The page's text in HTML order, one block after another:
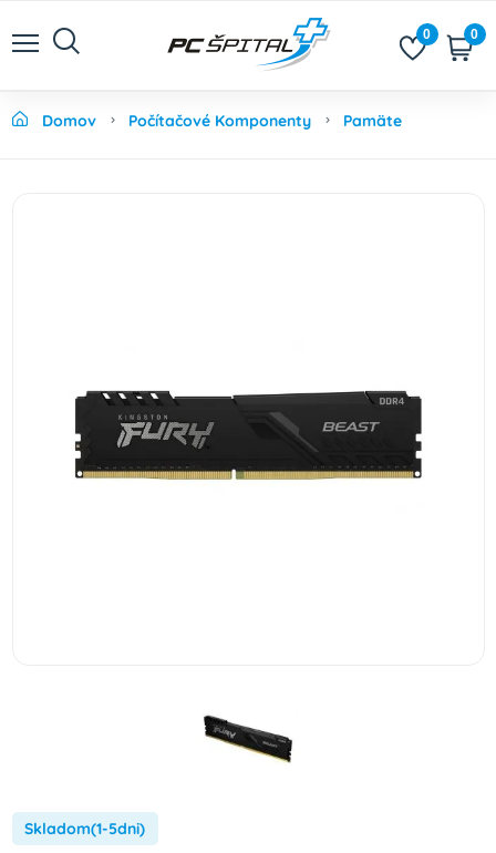
0 0
Domov Počítačové Komponenty Pamäte
Skladom(1-5dni)